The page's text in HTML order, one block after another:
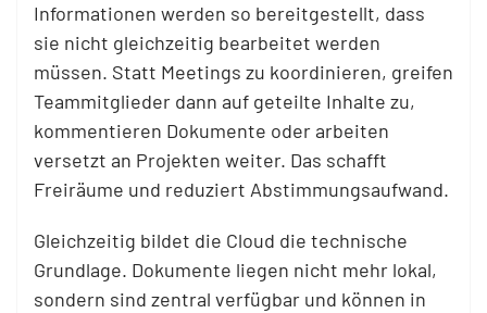
Informationen werden so bereitgestellt, dass
sie nicht gleichzeitig bearbeitet werden
müssen. Statt Meetings zu koordinieren, greifen
Teammitglieder dann auf geteilte Inhalte zu,
kommentieren Dokumente oder arbeiten
versetzt an Projekten weiter. Das schafft
Freiräume und reduziert Abstimmungsaufwand.
Gleichzeitig bildet die Cloud die technische
Grundlage. Dokumente liegen nicht mehr lokal,
sondern sind zentral verfügbar und können in